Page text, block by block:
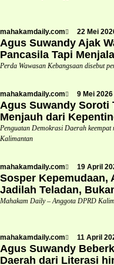
mahakamdaily.com 22 Mei
Agus Suwandy Ajak
Pancasila Tapi
Perda Wawasan Kebangsaan disebut
mahakamdaily.com 9 Mei 2026
Agus Suwandy Soroti
Menjauh dari
Penguatan Demokrasi Daerah
Kalimantan
mahakamdaily.com 19 April
Sosper Kepemudaan,
Jadilah Teladan,
Mahakam Daily – Anggota DPRD
mahakamdaily.com 11 April
Agus Suwandy
Daerah dari Literasi